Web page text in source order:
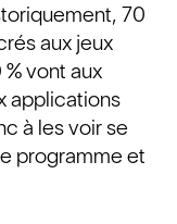
70
aux jeux
vont aux
applications
à les voir se
programme et